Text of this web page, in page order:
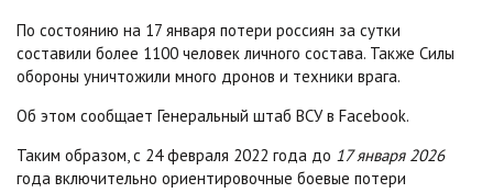
По состоянию на 17 января потери россиян за сутки
составили более 1100 человек личного состава. Также Силы
обороны уничтожили много дронов и техники врага.
Об этом сообщает Генеральный штаб ВСУ в Facebook.
Таким образом, с 24 февраля 2022 года до 17 января 2026
года включительно ориентировочные боевые потери